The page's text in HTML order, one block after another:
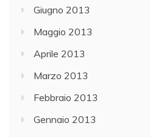
Giugno 2013
Maggio 2013
Aprile 2013
Marzo 2013
Febbraio 2013
Gennaio 2013